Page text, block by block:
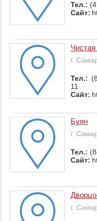
Тел.:
Сайт:
г.
Тел.:
11
Сайт:
Буян
г.
Тел.:
Сайт:
г.